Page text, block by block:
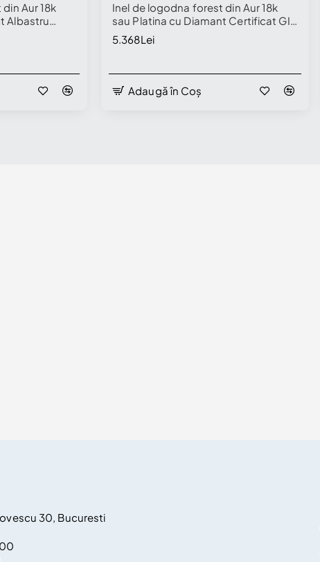
Aur 18k
Albastru
i764
Inel de logodna forest din Aur 18k
sau Platina cu Diamant Certificat GIA
0.30ct sau 0.40ct - model i764
5.368Lei
Adaugă în Coș
30, Bucuresti